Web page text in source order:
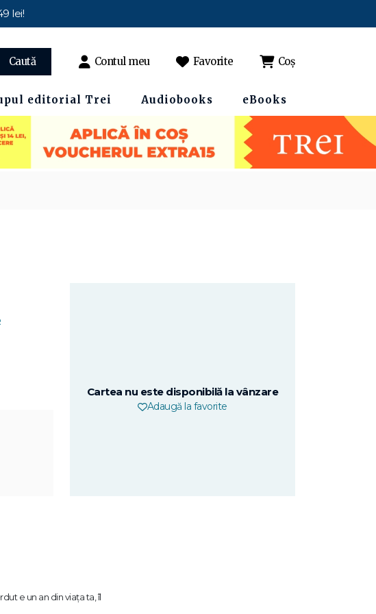
lei!
Caută Contul meu Favorite Coș
editorial Trei Audiobooks eBooks
Cartea nu este disponibilă la vânzare
Adaugă la favorite
e un an din viața ta, îl